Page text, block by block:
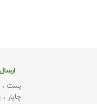
پست ،
چاپار